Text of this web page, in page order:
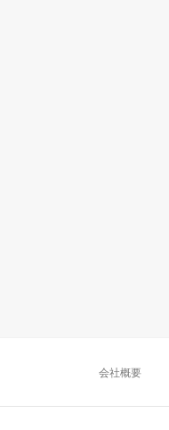
八王子店
会社概要